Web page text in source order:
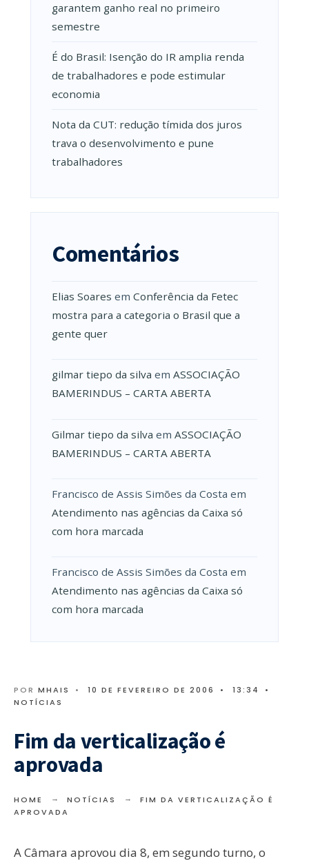
garantem ganho real no primeiro
semestre
É do Brasil: Isenção do IR amplia renda
de trabalhadores e pode estimular
economia
Nota da CUT: redução tímida dos juros
trava o desenvolvimento e pune
trabalhadores
Comentários
Elias Soares em Conferência da Fetec
mostra para a categoria o Brasil que a
gente quer
gilmar tiepo da silva em ASSOCIAÇÃO
BAMERINDUS – CARTA ABERTA
Gilmar tiepo da silva em ASSOCIAÇÃO
BAMERINDUS – CARTA ABERTA
Francisco de Assis Simões da Costa em
Atendimento nas agências da Caixa só
com hora marcada
Francisco de Assis Simões da Costa em
Atendimento nas agências da Caixa só
com hora marcada
POR MHAIS • 10 DE FEVEREIRO DE 2006 • 13:34
•
NOTÍCIAS
Fim da verticalização é
aprovada
HOME NOTÍCIAS
FIM DA VERTICALIZAÇÃO É
APROVADA
A Câmara aprovou dia 8, em segundo turno, o